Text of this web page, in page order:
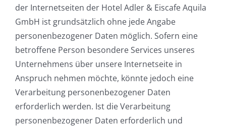
der Internetseiten der Hotel Adler & Eiscafe Aquila
GmbH ist grundsätzlich ohne jede Angabe
personenbezogener Daten möglich. Sofern eine
betroffene Person besondere Services unseres
Unternehmens über unsere Internetseite in
Anspruch nehmen möchte, könnte jedoch eine
Verarbeitung personenbezogener Daten
erforderlich werden. Ist die Verarbeitung
personenbezogener Daten erforderlich und